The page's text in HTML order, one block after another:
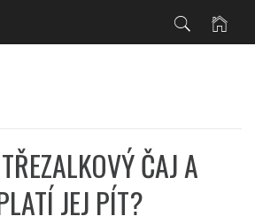
ČAJ A
JEJ PÍT?